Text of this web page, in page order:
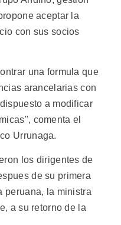
aceptar la
con sus socios
una formula que
arancelarias con
a modificar
comenta el
Urrunaga.
los dirigentes de
de su primera
peruana, la ministra
a su retorno de la